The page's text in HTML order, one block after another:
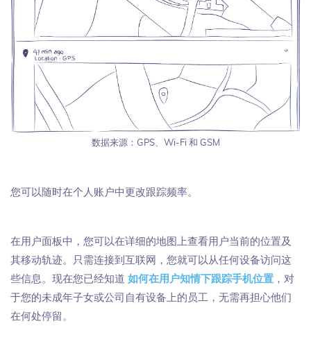
数据来源：GPS、Wi-Fi 和 GSM
您可以随时在个人账户中更改跟踪频率。
在用户面板中，您可以在详细的地图上查看用户当前的位置及
其移动轨迹。只需连接到互联网，您就可以从任何设备访问这
些信息。现在您已经知道 如何在用户知情下跟踪手机位置 ，对
于您的未成年子女或公司自有设备上的员工，无需再担心他们
在何处停留。